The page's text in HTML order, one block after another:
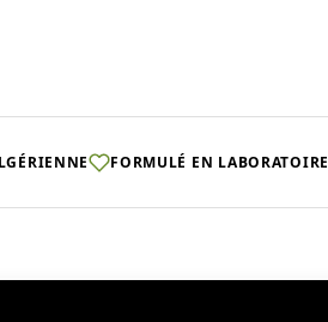
FORMULÉ EN LABORATOIRE